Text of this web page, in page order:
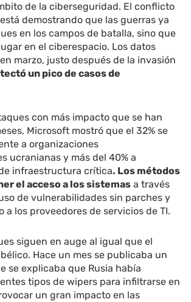
de la ciberseguridad. El conflicto
demostrando que las guerras ya
en los campos de batalla, sino que
en el ciberespacio. Los datos
marzo, justo después de la invasión
un pico de casos de
con más impacto que se han
Microsoft mostró que el 32% se
a organizaciones
ucranianas y más del 40% a
infraestructura crítica. Los métodos
el acceso a los sistemas a través
de vulnerabilidades sin parches y
a los proveedores de servicios de TI.
siguen en auge al igual que el
Hace un mes se publicaba un
se explicaba que Rusia había
tipos de wipers para infiltrarse en
un gran impacto en las